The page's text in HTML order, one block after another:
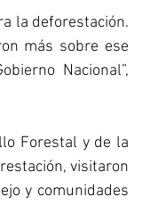
la deforestación.
más sobre ese
Nacional”,
Forestal y de la
visitaron
y comunidades